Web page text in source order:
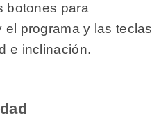
botones para
programa y las teclas
e inclinación.